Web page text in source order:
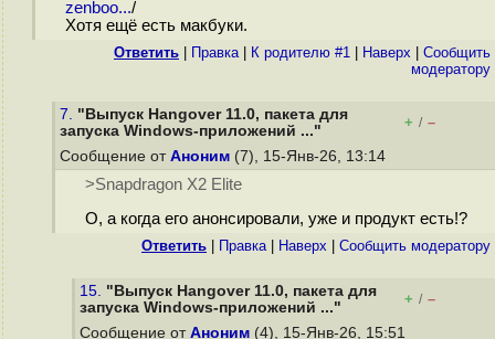
zenboo.../
Хотя ещё есть макбуки.
Ответить Правка| К родителю #1 Наверх
Cообщить
модератору
7. "Выпуск Hangover 11.0, пакета для
запуска Windows-приложений ..."
+ / –
Сообщение от Аноним (7), 15-Янв-26, 13:14
>Snapdragon X2 Elite
О, а когда его анонсировали, уже и продукт есть!?
Ответить Правка| Наверх Cообщить модератору
15. "Выпуск Hangover 11.0, пакета для
запуска Windows-приложений ..."
+ / –
Сообщение от Аноним (4), 15-Янв-26, 15:51